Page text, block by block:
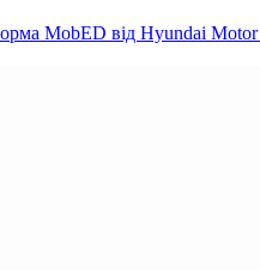
MobED від Hyundai